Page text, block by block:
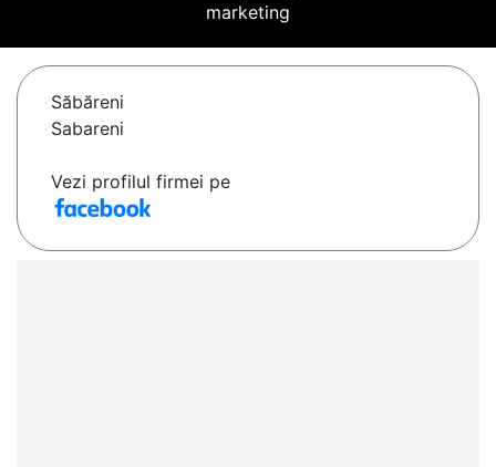
marketing
Săbăreni
Sabareni
Vezi profilul firmei pe